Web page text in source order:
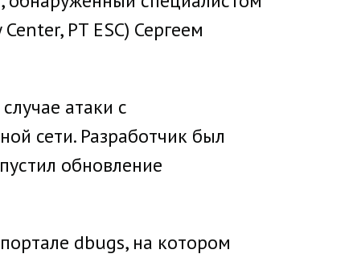
PT ESC) Сергеем
атаки с
сети. Разработчик был
обновление
dbugs, на котором